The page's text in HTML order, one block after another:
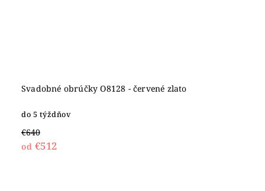
Svadobné obrúčky O8128 - červené zlato
do 5 týždňov
€640
od €512